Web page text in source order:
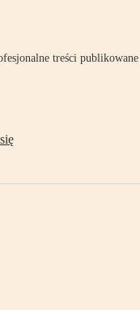
treści publikowane